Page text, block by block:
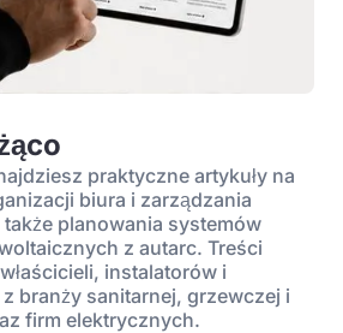
praktyczne artykuły na
biura i zarządzania
planowania systemów
z autarc. Treści
instalatorów i
branży sanitarnej, grzewczej i
firm elektrycznych.